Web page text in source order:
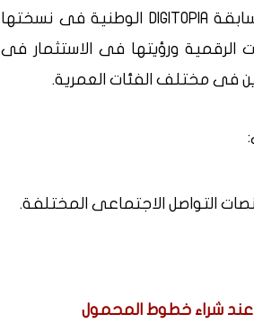
وكانت وزارة الاتصالات وتكنولوجيا المعلومات قد أطلقت مسابقة DIGITOPIA الوطنية فى نسختها
القدرات الرقمية ورؤيتها فى الاستثمار فى
فى مختلف الفئات العمرية.
التواصل الاجتماعى المختلفة.
شراء خطوط المحمول